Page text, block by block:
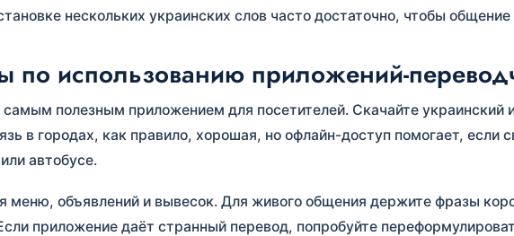
нескольких украинских слов часто достаточно, чтобы
по использованию приложений-
полезным приложением для посетителей. Скачайте украинский
в городах, как правило, хорошая, но офлайн-доступ помогает, если
автобусе.
меню, объявлений и вывесок. Для живого общения держите фразы
приложение даёт странный перевод, попробуйте